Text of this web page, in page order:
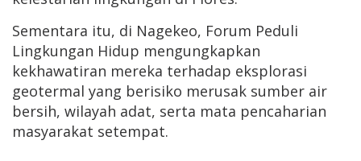
Sementara itu, di Nagekeo, Forum Peduli
Lingkungan Hidup mengungkapkan
kekhawatiran mereka terhadap eksplorasi
geotermal yang berisiko merusak sumber air
bersih, wilayah adat, serta mata pencaharian
masyarakat setempat.